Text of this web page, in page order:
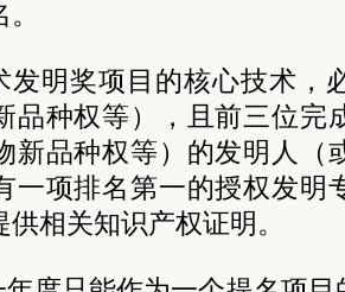
发明奖项目的核心技术，
品种权等），且前三位
新品种权等）的发明人（
一项排名第一的授权发明
相关知识产权证明。